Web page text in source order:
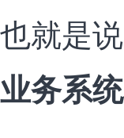
也就是说
业务系